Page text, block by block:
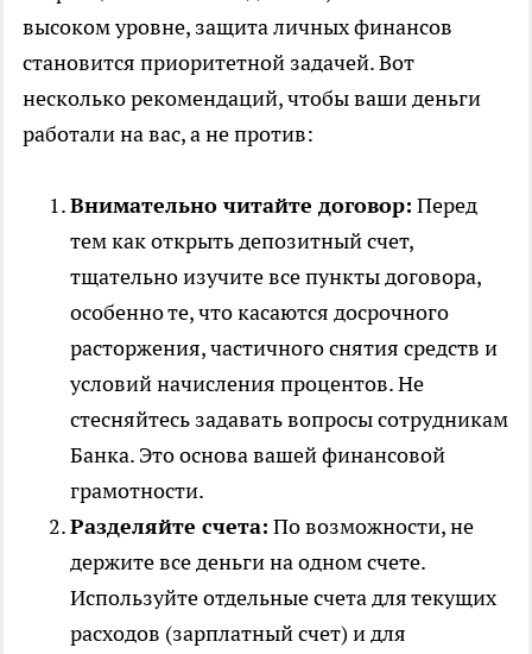
высоком уровне, защита личных финансов
становится приоритетной задачей. Вот
несколько рекомендаций, чтобы ваши деньги
работали на вас, а не против:
Внимательно читайте договор: Перед
тем как открыть депозитный счет,
тщательно изучите все пункты договора,
особенно те, что касаются досрочного
расторжения, частичного снятия средств и
условий начисления процентов. Не
стесняйтесь задавать вопросы сотрудникам
Банка. Это основа вашей финансовой
грамотности.
Разделяйте счета: По возможности, не
держите все деньги на одном счете.
Используйте отдельные счета для текущих
расходов (зарплатный счет) и для